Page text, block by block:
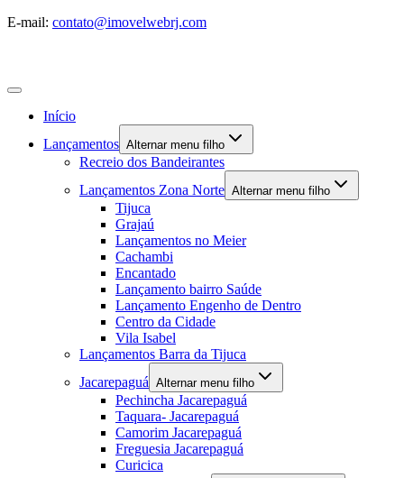
E-mail: contato@imovelwebrj.com
Início
Lançamentos Alternar menu filho
Recreio dos Bandeirantes
Lançamentos Zona Norte Alternar menu filho
Tijuca
Grajaú
Lançamentos no Meier
Cachambi
Encantado
Lançamento bairro Saúde
Lançamento Engenho de Dentro
Centro da Cidade
Vila Isabel
Lançamentos Barra da Tijuca
Jacarepaguá Alternar menu filho
Pechincha Jacarepaguá
Taquara- Jacarepaguá
Camorim Jacarepaguá
Freguesia Jacarepaguá
Curicica